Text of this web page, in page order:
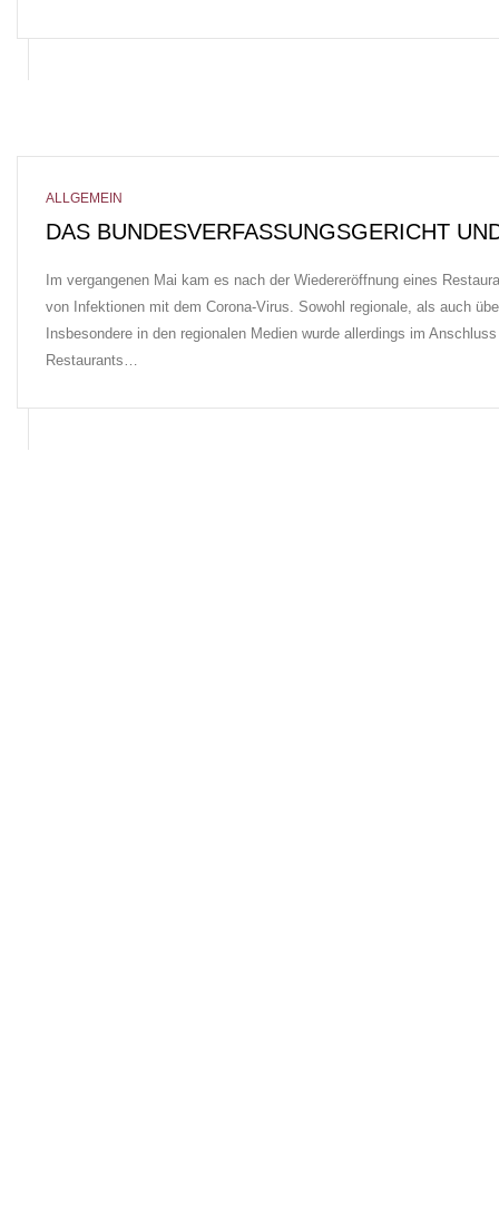
ALLGEMEIN
DAS BUNDESVERFASSUNGSGERICHT
Im vergangenen Mai kam es nach der Wiedereröffnung eines
von Infektionen mit dem Corona-Virus. Sowohl regionale, als auch
Insbesondere in den regionalen Medien wurde allerdings im
Restaurants…